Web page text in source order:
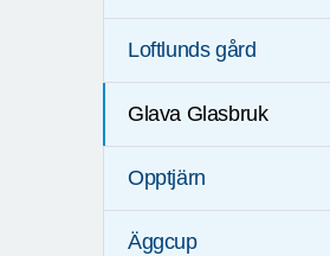
Loftlunds gård
Glava Glasbruk
Opptjärn
Äggcup